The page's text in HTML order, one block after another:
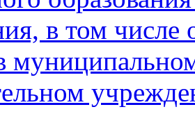
в том